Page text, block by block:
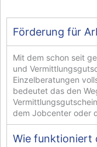
Förderung für
Mit dem schon seit
und
Einzelberatungen
bedeutet das den
dem Jobcenter oder
Wie funktioniert